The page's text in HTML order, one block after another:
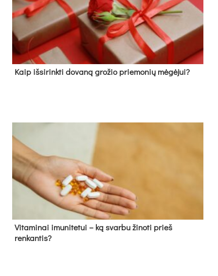
Kaip išsirinkti dovaną grožio priemonių mėgėjui?
Vitaminai imunitetui – ką svarbu žinoti prieš
renkantis?